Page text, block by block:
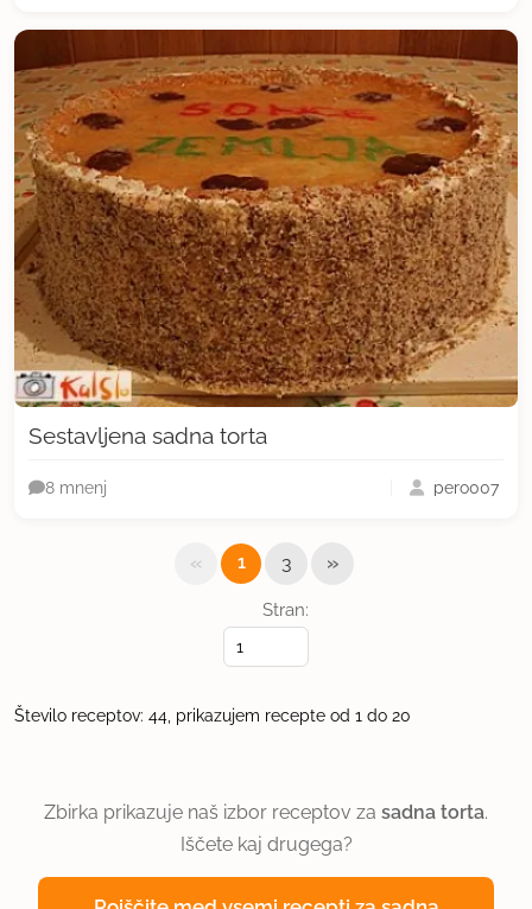
Sestavljena sadna torta
8 mnenj pero007
Stran:
« 1 3 »
Število receptov: 44, prikazujem recepte od 1 do 20
Zbirka prikazuje naš izbor receptov za sadna torta.
Iščete kaj drugega?